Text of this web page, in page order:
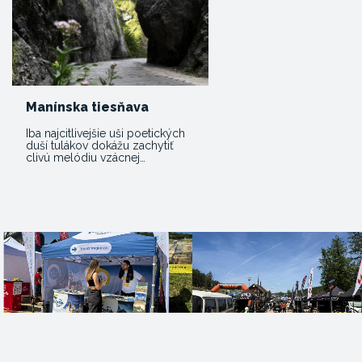
Manínska tiesňava
Iba najcitlivejšie uši poetických
duší tulákov dokážu zachytiť
clivú melódiu vzácnej…